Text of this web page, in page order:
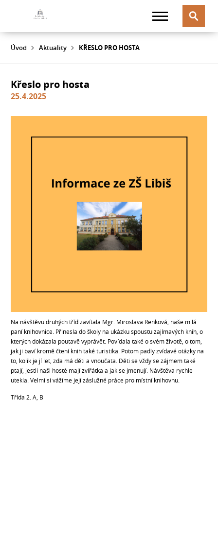
Úvod Aktuality KŘESLO PRO HOSTA
Křeslo pro hosta
25.4.2025
Na návštěvu druhých tříd zavítala Mgr. Miroslava Renková, naše milá
paní knihovnice. Přinesla do školy na ukázku spoustu zajímavých knih, o
kterých dokázala poutavě vyprávět. Povídala také o svém životě, o tom,
jak ji baví kromě čtení knih také turistika. Potom padly zvídavé otázky na
to, kolik je jí let, zda má děti a vnoučata. Děti se vždy se zájmem také
ptají, jestli naši hosté mají zvířátka a jak se jmenují. Návštěva rychle
utekla. Velmi si vážíme její záslužné práce pro místní knihovnu.
Třída 2. A, B